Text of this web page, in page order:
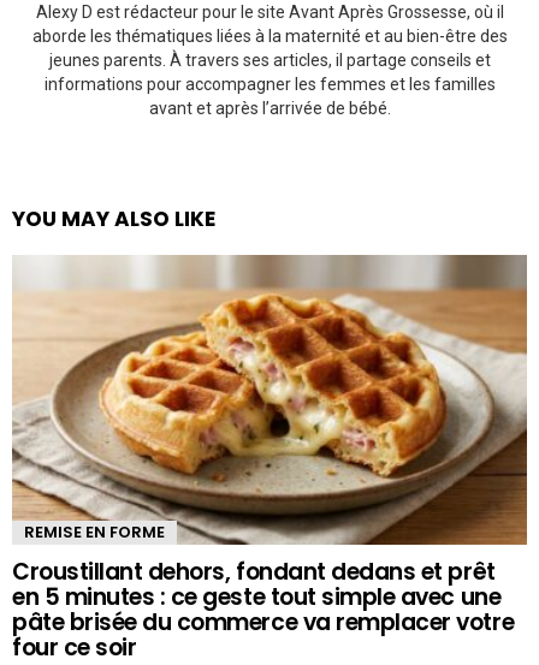
Alexy D est rédacteur pour le site Avant Après Grossesse, où il
aborde les thématiques liées à la maternité et au bien-être des
jeunes parents. À travers ses articles, il partage conseils et
informations pour accompagner les femmes et les familles
avant et après l’arrivée de bébé.
YOU MAY ALSO LIKE
REMISE EN FORME
Croustillant dehors, fondant dedans et prêt
en 5 minutes : ce geste tout simple avec une
pâte brisée du commerce va remplacer votre
four ce soir